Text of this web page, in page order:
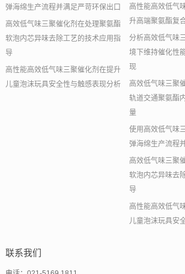
弹海绵生产流程并满足严苛环保出口
高效低气味三聚催化剂在处理聚氨酯
软泡内芯异味去除工艺的技术应用指
导
高性能高效低气味三聚催化剂在提升
儿童泡沫玩具安全性与触感表现分析
高性能高效低气
升高端聚氨酯复
分析高效低气味
境下维持催化性
现
高效低气味三聚
轨道交通聚氨酯
量
使用高效低气味
弹海绵生产流程
高效低气味三聚
软泡内芯异味去
导
高性能高效低气
儿童泡沫玩具安
联系我们